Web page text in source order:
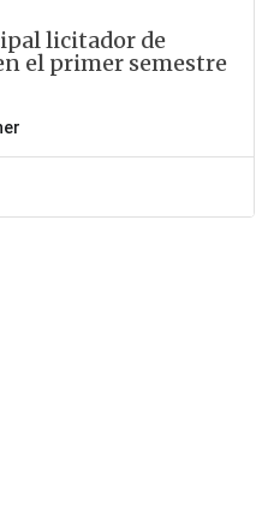
licitador de
el primer semestre